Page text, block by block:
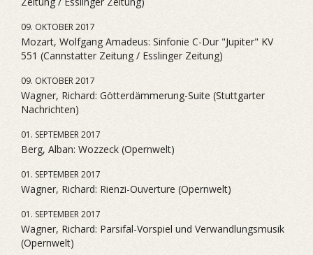
09. OKTOBER 2017
Mozart, Wolfgang Amadeus: Sinfonie C-Dur "Jupiter" KV
551 (Cannstatter Zeitung / Esslinger Zeitung)
09. OKTOBER 2017
Wagner, Richard: Götterdämmerung-Suite (Stuttgarter
Nachrichten)
01. SEPTEMBER 2017
Berg, Alban: Wozzeck (Opernwelt)
01. SEPTEMBER 2017
Wagner, Richard: Rienzi-Ouverture (Opernwelt)
01. SEPTEMBER 2017
Wagner, Richard: Parsifal-Vorspiel und Verwandlungsmusik
(Opernwelt)